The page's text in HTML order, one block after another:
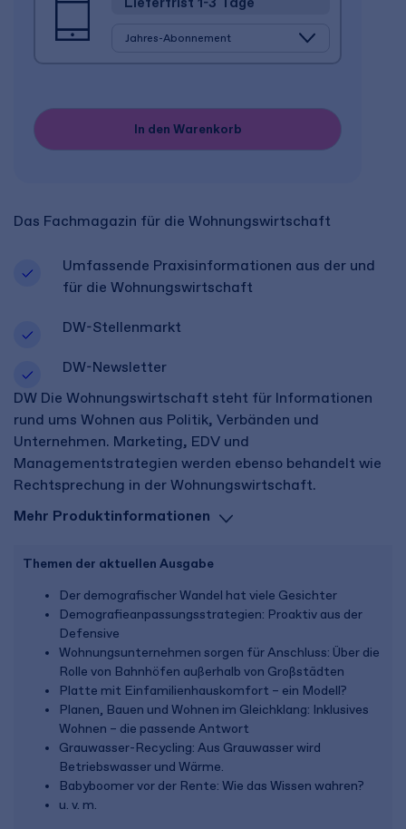
Das Fachmagazin für die Wohnungswirtschaft
Umfassende Praxisinformationen aus der und
für die Wohnungswirtschaft
DW-Stellenmarkt
DW-Newsletter
DW Die Wohnungswirtschaft steht für Informationen
rund ums Wohnen aus Politik, Verbänden und
Unternehmen. Marketing, EDV und
Managementstrategien werden ebenso behandelt wie
Rechtsprechung in der Wohnungswirtschaft.
Mehr Produktinformationen
Themen der aktuellen Ausgabe
Der demografischer Wandel hat viele Gesichter
Demografieanpassungsstrategien: Proaktiv aus der
Defensive
Wohnungsunternehmen sorgen für Anschluss: Über die
Rolle von Bahnhöfen außerhalb von Großstädten
Platte mit Einfamilienhauskomfort – ein Modell?
Planen, Bauen und Wohnen im Gleichklang: Inklusives
Wohnen – die passende Antwort
Grauwasser-Recycling: Aus Grauwasser wird
Betriebswasser und Wärme.
Babyboomer vor der Rente: Wie das Wissen wahren?
u. v. m.
In den Warenkorb